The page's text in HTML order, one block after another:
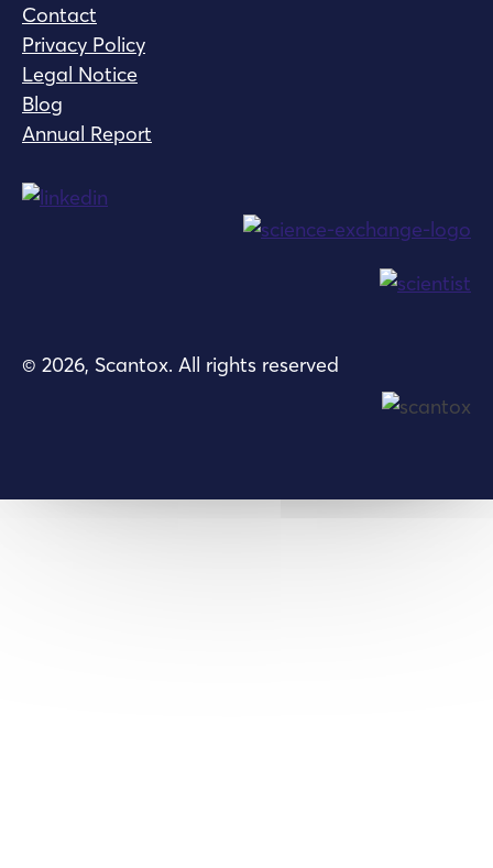
Contact
Privacy Policy
Legal Notice
Blog
Annual Report
© 2026, Scantox. All rights reserved